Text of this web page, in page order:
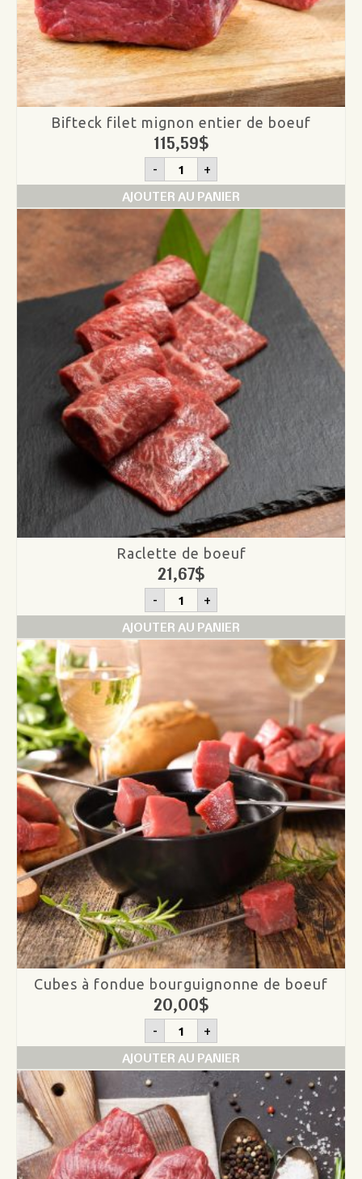
Bifteck filet mignon entier de boeuf
115,59$
- quantité
de
Bifteck
filet
mignon
entier
boeuf
+
AJOUTER AU PANIER
Raclette de boeuf
21,67$
- quantité
de
Raclette
de
+
AJOUTER AU PANIER
Cubes à fondue bourguignonne de boeuf
20,00$
- quantité
de
Cubes
à
fondue
bourguignonne
de
boeuf
+
AJOUTER AU PANIER